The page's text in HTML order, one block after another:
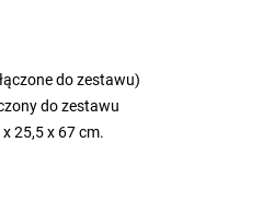
do zestawu)
do zestawu
25,5 x 67 cm.